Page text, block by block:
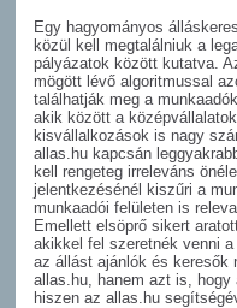
Egy hagyományos
közül kell megtalálniuk a
pályázatok között kutatva.
mögött lévő algoritmussal
találhatják meg a
akik között a
kisvállalkozások is nagy
allas.hu kapcsán
kell rengeteg irreleváns
jelentkezésénél kiszűri a
munkaadói felületen is
Emellett elsöprő sikert
akikkel fel szeretnék venni
az állást ajánlók és keresők
allas.hu, hanem azt is,
hiszen az allas.hu